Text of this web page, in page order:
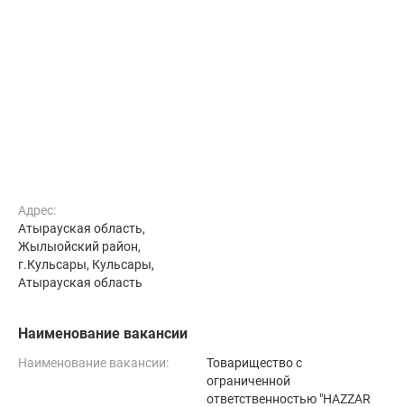
Адрес:
Атырауская область,
Жылыойский район,
г.Кульсары, Кульсары,
Атырауская область
Наименование вакансии
Наименование вакансии:
Товарищество с
ограниченной
ответственностью "HAZZAR